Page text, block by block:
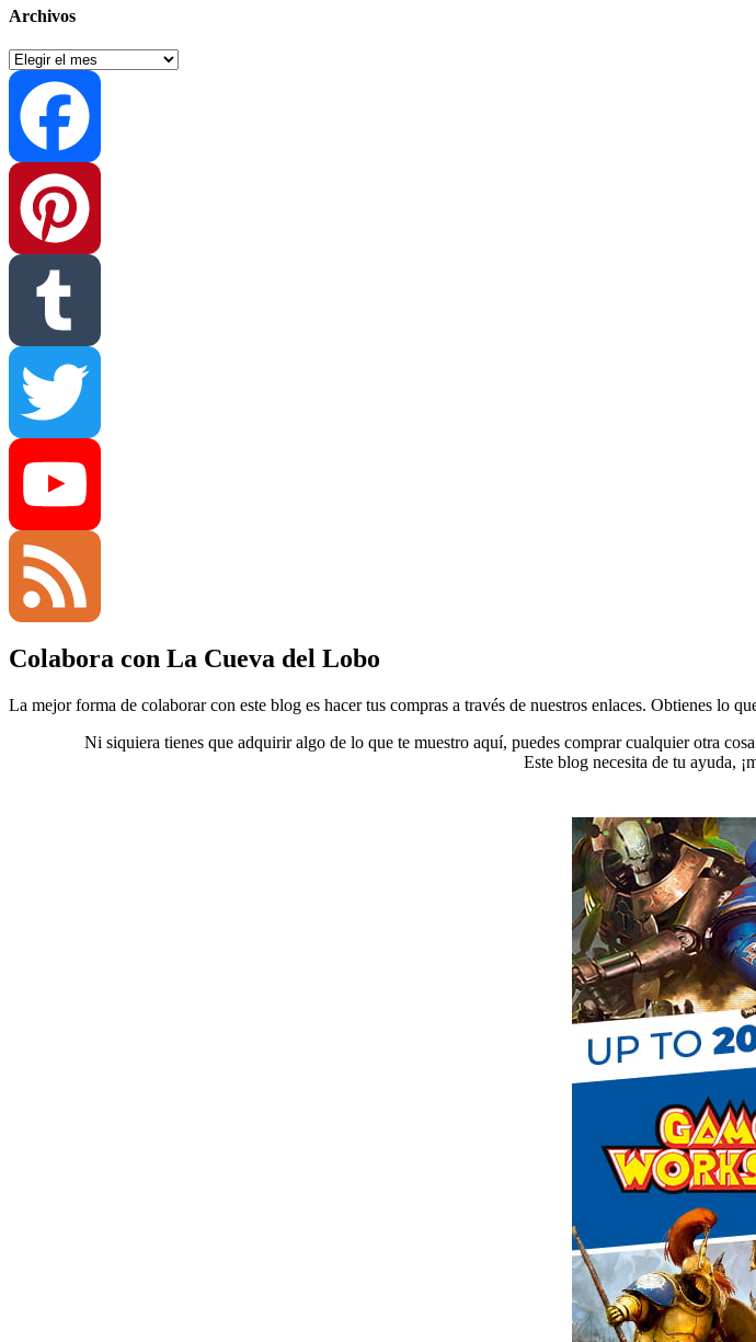
Archivos
Archivos
Facebook
Pinterest
Tumblr
Twitter
YouTube
Channel
Feed
Colabora con La Cueva del Lobo
La mejor forma de colaborar con este blog es hacer tus compras a través de nuestros enlaces. Obtienes lo
Ni siquiera tienes que adquirir algo de lo que te muestro aquí, puedes comprar cualquier otra
Este blog necesita de tu ayuda,